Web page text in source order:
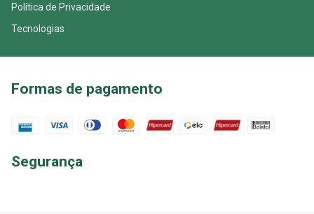
Política de Privacidade
Tecnologias
Formas de pagamento
Segurança